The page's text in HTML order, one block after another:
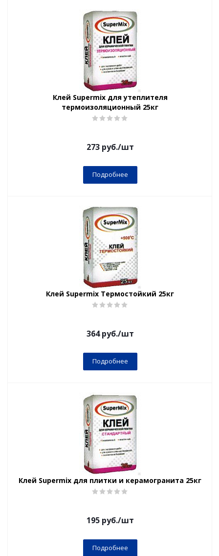
Клей Supermix для утеплителя
термоизоляционный 25кг
273руб./шт
Подробнее
Клей Supermix Термостойкий 25кг
364руб./шт
Подробнее
Клей Supermix для плитки и керамогранита 25кг
195руб./шт
Подробнее